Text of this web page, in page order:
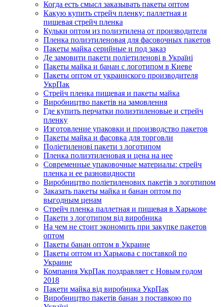
Когда есть смысл заказывать пакеты оптом
Какую купить стрейч пленку: паллетная и
пищевая стрейч пленка
Кульки оптом из полиэтилена от производителя
Пленка полиэтиленовая для фасовочных пакетов
Пакеты майка серийные и под заказ
Де замовити пакети поліетиленові в Україні
Пакеты майка и банан с логотипом в Киеве
Пакеты оптом от украинского производителя
УкрПак
Стрейч пленка пищевая и пакеты майка
Виробництво пакетів на замовлення
Где купить перчатки полиэтиленовые и стрейч
пленку
Изготовление упаковки и производство пакетов
Пакеты майка и фасовка для торговли
Поліетиленові пакети з логотипом
Пленка полиэтиленовая и цена на нее
Современные упаковочные материалы: стрейч
пленка и ее разновидности
Виробництво поліетиленових пакетів з логотипом
Заказать пакеты майка и банан оптом по
выгодным ценам
Стрейч пленка паллетная и пищевая в Харькове
Пакети з логотипом від виробника
На чем не стоит экономить при закупке пакетов
оптом
Пакеты банан оптом в Украине
Пакеты оптом из Харькова с поставкой по
Украине
Компания УкрПак поздравляет с Новым годом
2018
Пакети майка від виробника УкрПак
Виробництво пакетів банан з поставкою по